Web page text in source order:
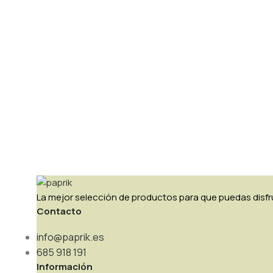
La mejor selección de productos para que puedas
Contacto
info@paprik.es
685 918 191
Información